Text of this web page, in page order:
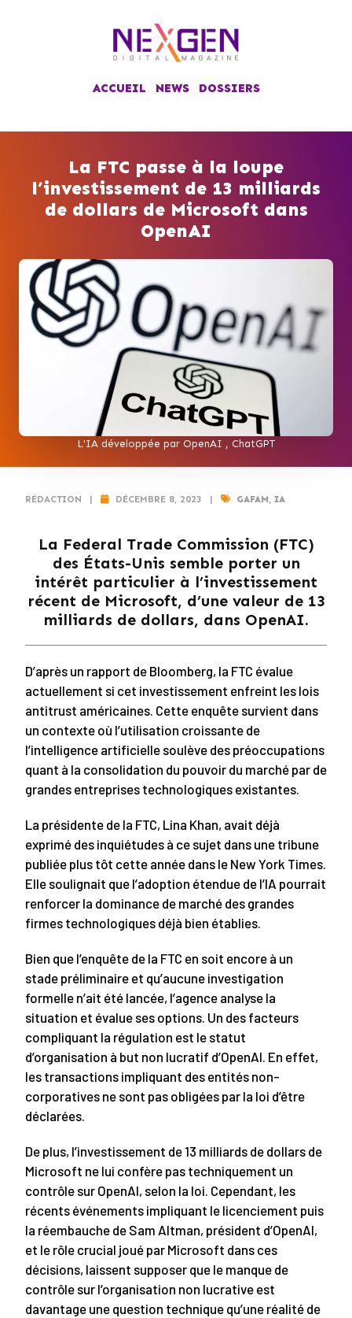
ACCUEIL NEWS DOSSIERS
La FTC passe à la loupe
l’investissement de 13 milliards
de dollars de Microsoft dans
OpenAI
L'IA développée par OpenAI , ChatGPT
RÉDACTION | DÉCEMBRE 8, 2023 | GAFAM, IA
La Federal Trade Commission (FTC)
des États-Unis semble porter un
intérêt particulier à l’investissement
récent de Microsoft, d’une valeur de 13
milliards de dollars, dans OpenAI.
D’après un rapport de Bloomberg, la FTC évalue
actuellement si cet investissement enfreint les lois
antitrust américaines. Cette enquête survient dans
un contexte où l’utilisation croissante de
l’intelligence artificielle soulève des préoccupations
quant à la consolidation du pouvoir du marché par de
grandes entreprises technologiques existantes.
La présidente de la FTC, Lina Khan, avait déjà
exprimé des inquiétudes à ce sujet dans une tribune
publiée plus tôt cette année dans le New York Times.
Elle soulignait que l’adoption étendue de l’IA pourrait
renforcer la dominance de marché des grandes
firmes technologiques déjà bien établies.
Bien que l’enquête de la FTC en soit encore à un
stade préliminaire et qu’aucune investigation
formelle n’ait été lancée, l’agence analyse la
situation et évalue ses options. Un des facteurs
compliquant la régulation est le statut
d’organisation à but non lucratif d’OpenAI. En effet,
les transactions impliquant des entités non-
corporatives ne sont pas obligées par la loi d’être
déclarées.
De plus, l’investissement de 13 milliards de dollars de
Microsoft ne lui confère pas techniquement un
contrôle sur OpenAI, selon la loi. Cependant, les
récents événements impliquant le licenciement puis
la réembauche de Sam Altman, président d’OpenAI,
et le rôle crucial joué par Microsoft dans ces
décisions, laissent supposer que le manque de
contrôle sur l’organisation non lucrative est
davantage une question technique qu’une réalité de